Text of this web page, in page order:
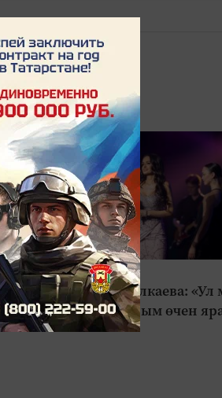
#Шоу-бизнес
Зәринә Асылкаева: «Ул
кеше булганым өчен